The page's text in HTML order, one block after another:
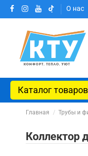
О нас
Каталог товаров
Главная Трубы и
Коллектор